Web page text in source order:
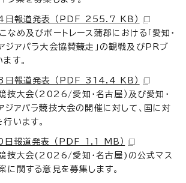
報道発表 （PDF 255.7 KB）
なめ及びボートレース蒲郡における「愛知・
ジアパラ大会協賛競走」の観戦及びPRブ
す。
報道発表 （PDF 314.4 KB）
技大会（2026/愛知・名古屋）及び愛知・
アパラ競技大会の開催に対して、国に対
います。
報道発表 （PDF 1.1 MB）
技大会(2026/愛知・名古屋)の公式マス
に関する意見を募集します。